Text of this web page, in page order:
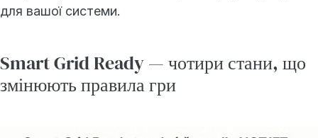
для вашої системи.
Smart Grid Ready — чотири стани, що
змінюють правила гри